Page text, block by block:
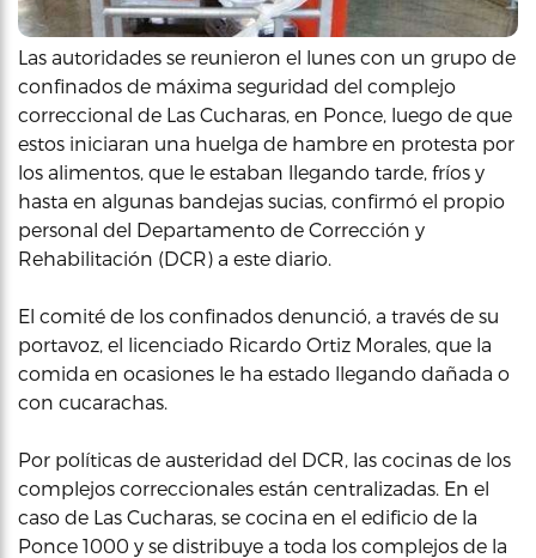
Las autoridades se reunieron el lunes con un grupo de
confinados de máxima seguridad del complejo
correccional de Las Cucharas, en Ponce, luego de que
estos iniciaran una huelga de hambre en protesta por
los alimentos, que le estaban llegando tarde, fríos y
hasta en algunas bandejas sucias, confirmó el propio
personal del Departamento de Corrección y
Rehabilitación (DCR) a este diario.
El comité de los confinados denunció, a través de su
portavoz, el licenciado Ricardo Ortiz Morales, que la
comida en ocasiones le ha estado llegando dañada o
con cucarachas.
Por políticas de austeridad del DCR, las cocinas de los
complejos correccionales están centralizadas. En el
caso de Las Cucharas, se cocina en el edificio de la
Ponce 1000 y se distribuye a toda los complejos de la